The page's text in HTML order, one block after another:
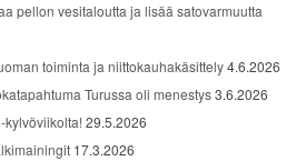
pellon vesitaloutta ja lisää satovarmuutta
toiminta ja niittokauhakäsittely4.6.2026
Turussa oli menestys3.6.2026
kylvöviikolta!29.5.2026
17.3.2026